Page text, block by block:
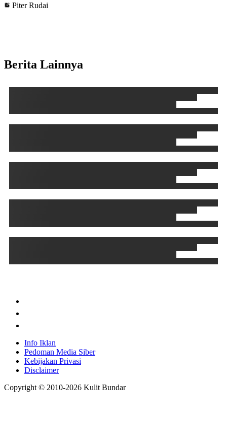
Piter Rudai
Berita Lainnya
Info Iklan
Pedoman Media Siber
Kebijakan Privasi
Disclaimer
Copyright © 2010-2026 Kulit Bundar